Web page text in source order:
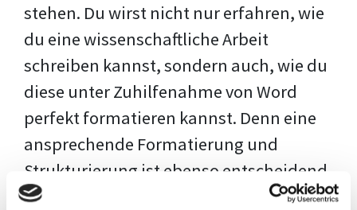
stehen. Du wirst nicht nur erfahren, wie
du eine wissenschaftliche Arbeit
schreiben kannst, sondern auch, wie du
diese unter Zuhilfenahme von Word
perfekt formatieren kannst. Denn eine
ansprechende Formatierung und
Strukturierung ist ebenso entscheidend
wie der Inhalt selbst. Jeder Prüfer hat